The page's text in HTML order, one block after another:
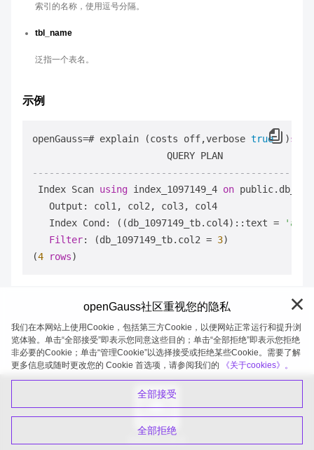
索引的名称，使用逗号分隔。
tbl_name
泛指一个表名。
示例
openGauss=# explain (costs off,verbose true
  )
Index Scan using index_1097149_4 on
   Output: col1, col2, col3, col4
   Index Cond: ((db_1097149_tb.col4)::text
= 'a'
Filter: (db_1097149_tb.col2 = 3)
(4 rows
openGauss 2026-08-05 20:27:52
openGauss社区重视您的隐私
我们在本网站上使用Cookie，包括第三方Cookie，以便网站正常运行和提升浏
览体验。单击“全部接受”即表示您同意这些目的；单击“全部拒绝”即表示您拒绝
非必要的Cookie；单击“管理Cookie”以选择接受或拒绝某些Cookie。需要了解
更多信息或随时更改您的 Cookie 首选项，请参阅我们的
《关于cookies》。
全部接受
全部拒绝